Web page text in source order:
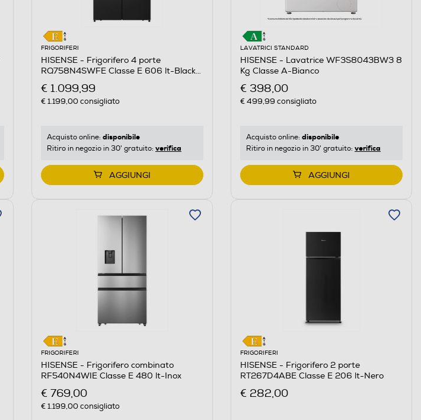
FRIGORIFERI
HISENSE - Frigorifero 4 porte
RQ758N4SWFE Classe E 606 lt-Black
€ 1.099,99
€ 1.199,00consigliato
Acquisto online: disponibile
Ritiro in negozio in 30' gratuito: verifica
AGGIUNGI
LAVATRICI STANDARD
HISENSE - Lavatrice WF3S8043BW3 8
Kg Classe A-Bianco
€ 398,00
€ 499,99 consigliato
Acquisto online: disponibile
Ritiro in negozio in 30' gratuito: verifica
AGGIUNGI
FRIGORIFERI
HISENSE - Frigorifero combinato
RF540N4WIE Classe E 480 lt-Inox
€ 769,00
€ 1.199,00consigliato
FRIGORIFERI
HISENSE - Frigorifero 2 porte
RT267D4ABE Classe E 206 lt-Nero
€ 282,00